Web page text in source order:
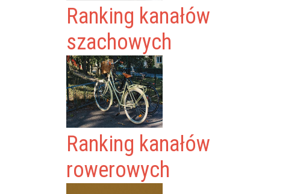
Ranking kanałów
szachowych
Ranking kanałów
rowerowych